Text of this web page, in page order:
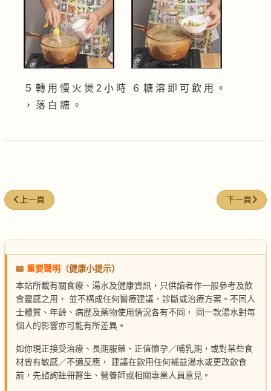
５ 轉 用 慢 火 煲 2 小 時
， 落 白 糖 。
６ 糖 溶 即 可 飲 用 。
上一篇文章: 黑木耳雪耳糖水
上一頁 下一篇文章
下一頁
📖 重要聲明
（健康小提示）
本站所載有關食療、湯水及健康資訊，只供讀者作一般參考及飲
食靈感之用， 並不構成任何醫療建議、診斷或治療方案。不同人
士體質、年齡、病歷及藥物使用情況各有不同， 同一款湯水對每
個人的影響亦可能有所差異。
如你現正接受治療、長期服藥、正值懷孕／哺乳期，或對某些食
材曾有敏感／不適反應， 建議在飲用任何補益湯水或更改飲食
前，先諮詢註冊醫生、營養師或相關專業人員意見。